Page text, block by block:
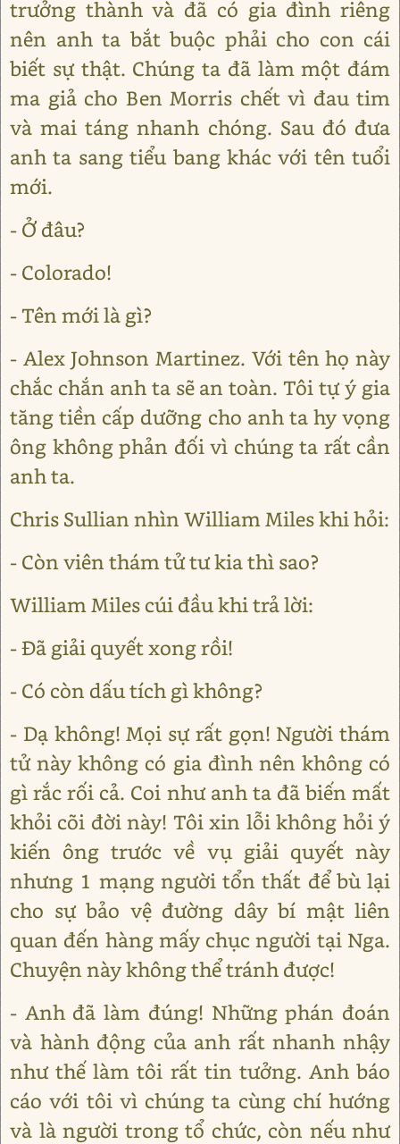
trưởng thành và đã có gia đình riêng
nên anh ta bắt buộc phải cho con cái
biết sự thật. Chúng ta đã làm một đám
ma giả cho Ben Morris chết vì đau tim
và mai táng nhanh chóng. Sau đó đưa
anh ta sang tiểu bang khác với tên tuổi
mới.
- Ở đâu?
- Colorado!
- Tên mới là gì?
- Alex Johnson Martinez. Với tên họ này
chắc chắn anh ta sẽ an toàn. Tôi tự ý gia
tăng tiền cấp dưỡng cho anh ta hy vọng
ông không phản đối vì chúng ta rất cần
anh ta.
Chris Sullian nhìn William Miles khi hỏi:
- Còn viên thám tử tư kia thì sao?
William Miles cúi đầu khi trả lời:
- Đã giải quyết xong rồi!
- Có còn dấu tích gì không?
- Dạ không! Mọi sự rất gọn! Người thám
tử này không có gia đình nên không có
gì rắc rối cả. Coi như anh ta đã biến mất
khỏi cõi đời này! Tôi xin lỗi không hỏi ý
kiến ông trước về vụ giải quyết này
nhưng 1 mạng người tổn thất để bù lại
cho sự bảo vệ đường dây bí mật liên
quan đến hàng mấy chục người tại Nga.
Chuyện này không thể tránh được!
- Anh đã làm đúng! Những phán đoán
và hành động của anh rất nhanh nhậy
như thế làm tôi rất tin tưởng. Anh báo
cáo với tôi vì chúng ta cùng chí hướng
và là người trong tổ chức, còn nếu như